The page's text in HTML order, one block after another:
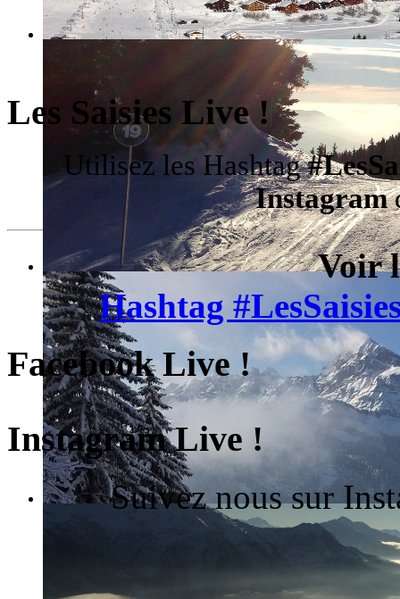
Les Saisies Live !
Utilisez les Hashtag
Instagram
Voir
Hashtag
Facebook Live !
Instagram Live !
Suivez nous sur